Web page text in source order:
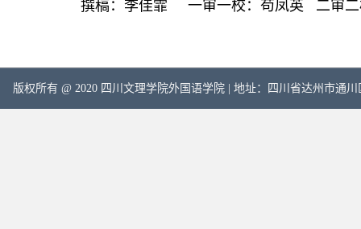
撰稿：李佳霏 一审一校：苟凤英 二审二
版权所有 @ 2020 四川文理学院外国语学院 | 地址：四川省达州市通